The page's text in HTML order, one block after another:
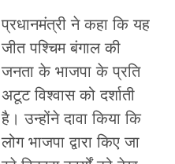
प्रधानमंत्री ने कहा कि यह
जीत पश्चिम बंगाल की
जनता के भाजपा के प्रति
अटूट विश्वास को दर्शाती
है। उन्होंने दावा किया कि
लोग भाजपा द्वारा किए जा